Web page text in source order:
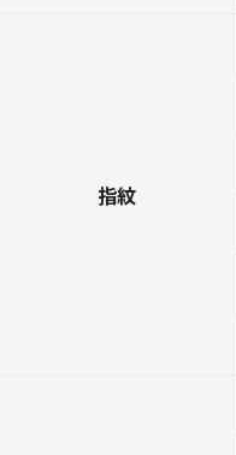
指紋